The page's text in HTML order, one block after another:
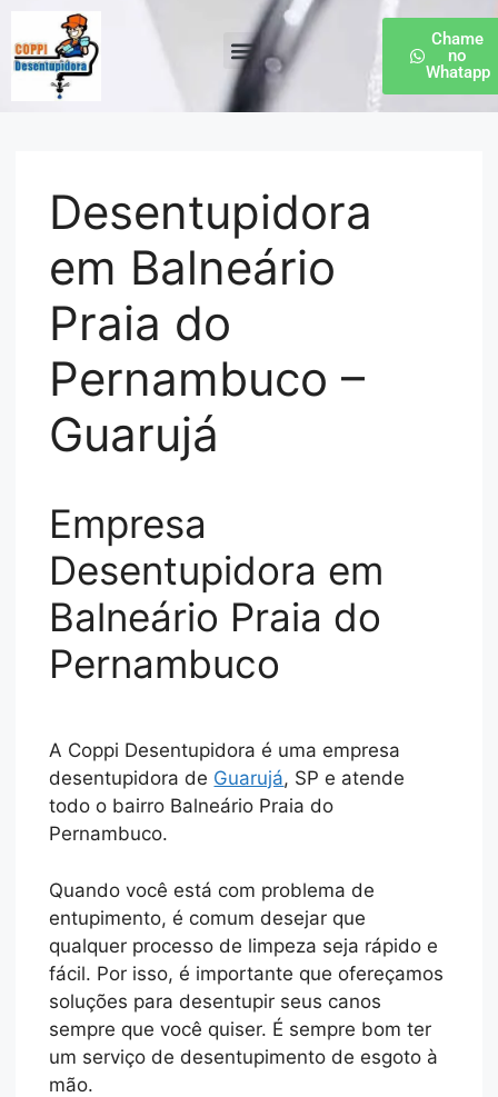
Chame
no
Whatapp
Desentupidora
em Balneário
Praia do
Pernambuco –
Guarujá
Empresa
Desentupidora em
Balneário Praia do
Pernambuco
A Coppi Desentupidora é uma empresa
desentupidora de Guarujá, SP e atende
todo o bairro Balneário Praia do
Pernambuco.
Quando você está com problema de
entupimento, é comum desejar que
qualquer processo de limpeza seja rápido e
fácil. Por isso, é importante que ofereçamos
soluções para desentupir seus canos
sempre que você quiser. É sempre bom ter
um serviço de desentupimento de esgoto à
mão.